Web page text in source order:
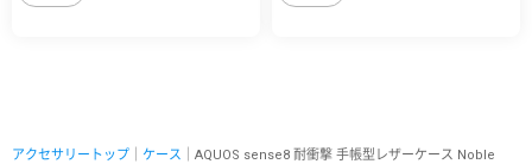
アクセサリートップ ケース ｜AQUOS sense8 耐衝撃 手帳型レザーケース Noble